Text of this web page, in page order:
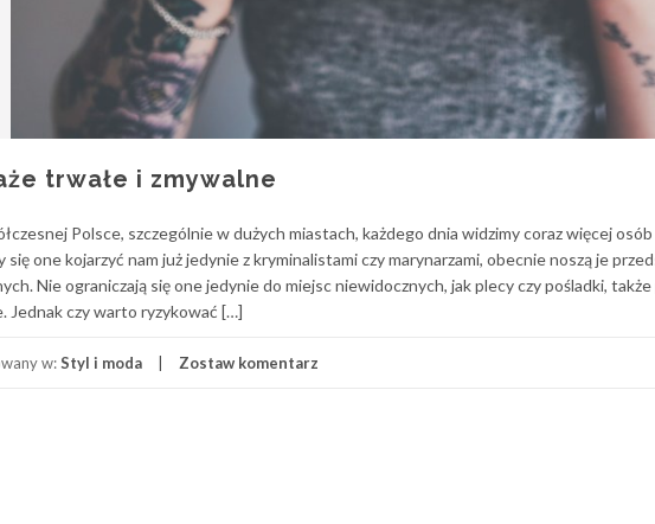
trwałe i zmywalne
Polsce, szczególnie w dużych miastach, każdego dnia widzimy coraz więcej
się one kojarzyć nam już jedynie z kryminalistami czy marynarzami, obecnie noszą je
Nie ograniczają się one jedynie do miejsc niewidocznych, jak plecy czy pośladki,
Jednak czy warto ryzykować […]
w:Styl i moda Zostaw komentarz